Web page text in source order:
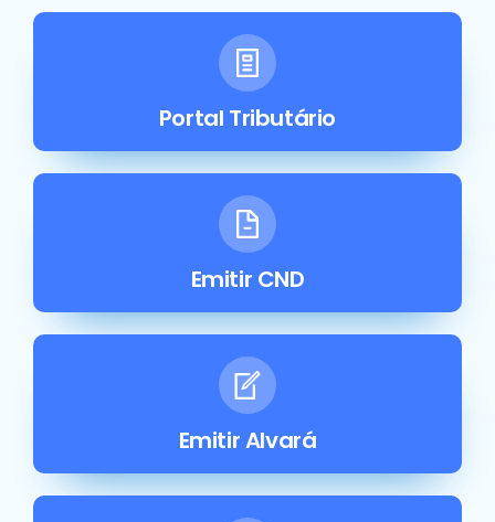
Portal Tributário
Emitir CND
Emitir Alvará